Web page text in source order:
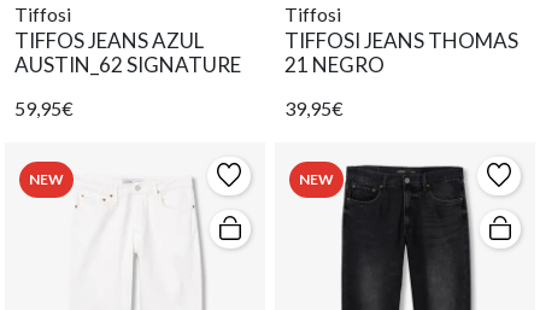
Tiffosi
TIFFOS JEANS AZUL
AUSTIN_62 SIGNATURE
59,95€
Tiffosi
TIFFOSI JEANS THOMAS
21 NEGRO
39,95€
NEW NEW